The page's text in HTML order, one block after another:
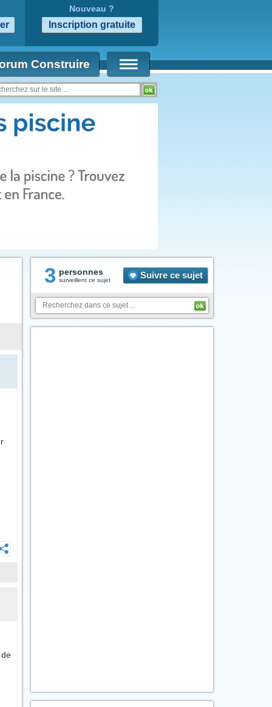
Nouveau ?
Construire
3 personnes
surveillent ce sujet Suivre ce sujet